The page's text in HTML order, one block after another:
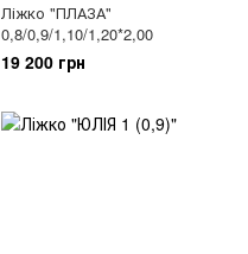
Ліжко "ПЛАЗА"
0,8/0,9/1,10/1,20*2,00
19 200 грн